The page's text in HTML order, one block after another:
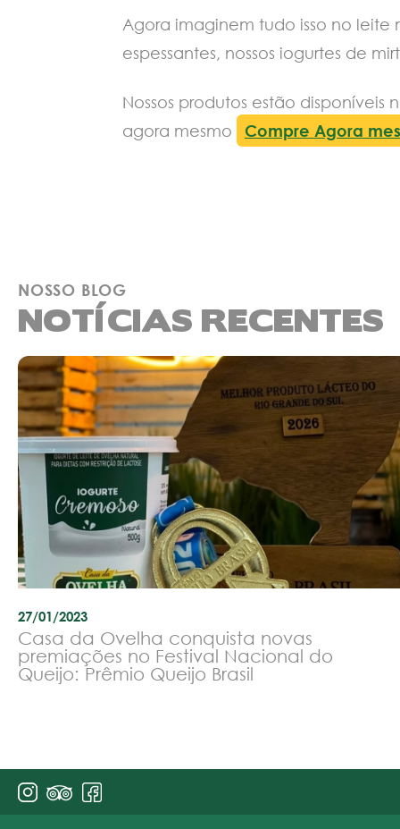
Agora imaginem tudo isso no leite
espessantes, nossos iogurtes de
Nossos produtos estão
agora mesmo
Compre Agora
NOSSO BLOG
NOTÍCIAS RECENTES
27/01/2023
Casa da Ovelha conquista novas
premiações no Festival Nacional do
Queijo: Prêmio Queijo Brasil